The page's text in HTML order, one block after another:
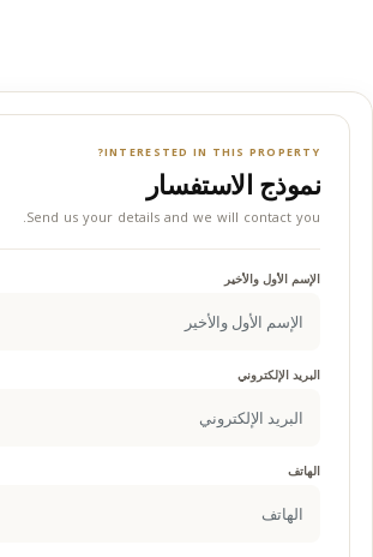
INTERESTED IN THIS PROPERTY?
نموذج الاستفسار
Send us your details and we will contact you.
الإسم الأول والأخير
البريد الإلكتروني
الهاتف